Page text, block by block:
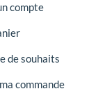
compte
de souhaits
commande